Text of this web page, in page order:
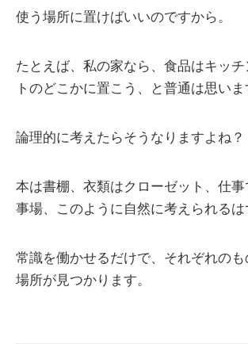
使う場所に置けばいいのですから。
たとえば、私の家なら、食品はキッチ
トのどこかに置こう、と普通は思いま
論理的に考えたらそうなりますよね？
本は書棚、衣類はクローゼット、仕
事場、このように自然に考えられるは
常識を働かせるだけで、それぞれのも
場所が見つかります。